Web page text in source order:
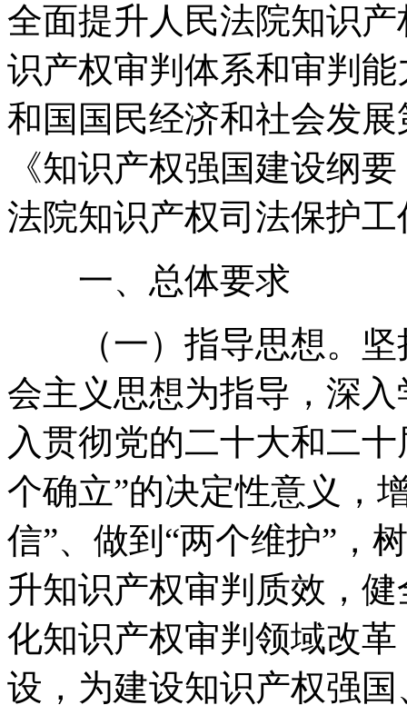
全面提升人民法院知识
识产权审判体系和审判
和国国民经济和社会发
《知识产权强国建设纲
法院知识产权司法保护
一、总体要求
（一）指导思想。坚
会主义思想为指导，深
入贯彻党的二十大和二
个确立”的决定性意义，
信”、做到“两个维护”，
升知识产权审判质效，
化知识产权审判领域改
设，为建设知识产权强